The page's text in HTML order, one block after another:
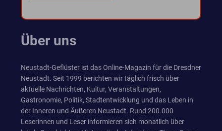
Über uns
Neustadt-Geflüster ist das Online-Magazin für die Dresdner
Neustadt. Seit 1999 berichten wir täglich frisch über
aktuelle Nachrichten, Kultur, Veranstaltungen,
Gastronomie, Politik, Stadtentwicklung und das Leben in
der Inneren und Äußeren Neustadt. Rund 200.000
Leserinnen und Leser informieren sich monatlich über